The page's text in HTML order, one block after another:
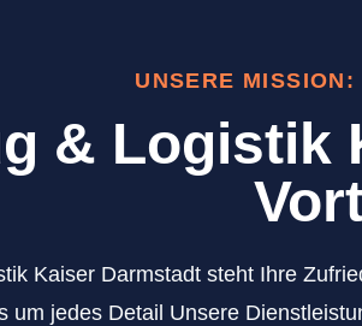
UNSERE
& Logistik
Kaiser Darmstadt steht Ihre
um jedes Detail Unsere